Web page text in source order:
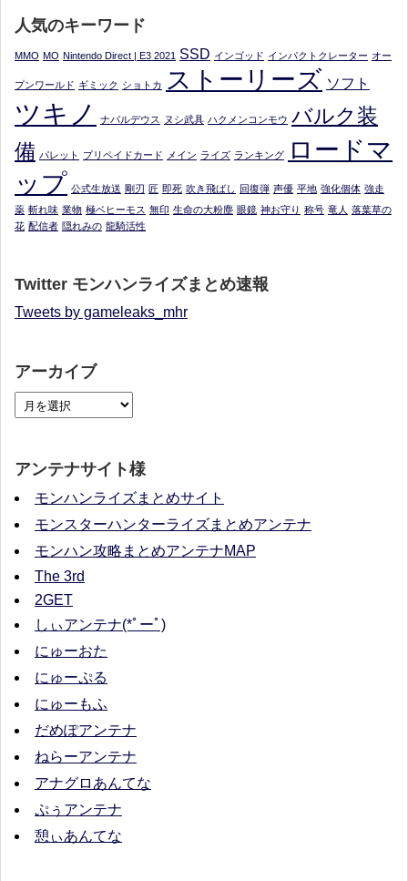
人気のキーワード
MMO MO Nintendo Direct | E3 2021 SSD インゴッド インパクトクレーター オー
プンワールド ギミック ショトカ ストーリーズ ソフト
ツキノ ナバルデウス ヌシ武具 ハクメンコンモウ バルク装
備 パレット プリペイドカード メイン ライズ ランキング
ロードマ
ップ 公式生放送 剛刃 匠 即死 吹き飛ばし 回復弾 声優 平地 強化個体 強走
薬 斬れ味 業物 極ベヒーモス 無印 生命の大粉塵 眼鏡 神お守り 称号 竜人 落葉草の
花 配信者 隠れみの 龍騎活性
Twitter モンハンライズまとめ速報
Tweets by gameleaks_mhr
アーカイブ
アンテナサイト様
モンハンライズまとめサイト
モンスターハンターライズまとめアンテナ
モンハン攻略まとめアンテナMAP
The 3rd
2GET
しぃアンテナ(*ﾟーﾟ)
にゅーおた
にゅーぷる
にゅーもふ
だめぽアンテナ
ねらーアンテナ
アナグロあんてな
ぷぅアンテナ
憩ぃあんてな